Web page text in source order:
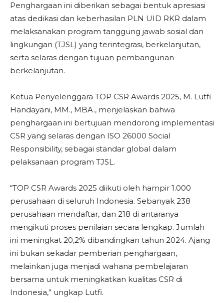
Penghargaan ini diberikan sebagai bentuk apresiasi
atas dedikasi dan keberhasilan PLN UID RKR dalam
melaksanakan program tanggung jawab sosial dan
lingkungan (TJSL) yang terintegrasi, berkelanjutan,
serta selaras dengan tujuan pembangunan
berkelanjutan.
Ketua Penyelenggara TOP CSR Awards 2025, M. Lutfi
Handayani, MM., MBA., menjelaskan bahwa
penghargaan ini bertujuan mendorong implementasi
CSR yang selaras dengan ISO 26000 Social
Responsibility, sebagai standar global dalam
pelaksanaan program TJSL.
“TOP CSR Awards 2025 diikuti oleh hampir 1.000
perusahaan di seluruh Indonesia. Sebanyak 238
perusahaan mendaftar, dan 218 di antaranya
mengikuti proses penilaian secara lengkap. Jumlah
ini meningkat 20,2% dibandingkan tahun 2024. Ajang
ini bukan sekadar pemberian penghargaan,
melainkan juga menjadi wahana pembelajaran
bersama untuk meningkatkan kualitas CSR di
Indonesia,” ungkap Lutfi.